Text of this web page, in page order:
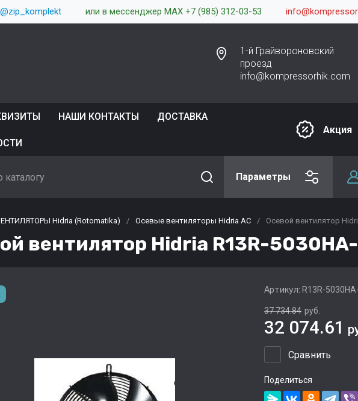
или в мессенджер MAX +7 (985) 312-03-53
1-й Грайвороновский
проезд
info@kompressorhik.com
НАШИ КОНТАКТЫ ДОСТАВКА
Акция
Параметры
Hidria (Rotomatika) / Осевые вентиляторы Hidria AC / Осевой вентилятор
вентилятор Hidria R13R-
Артикул: R13R-
37 734.84 руб.
32 074.61
Сравнить
Поделиться